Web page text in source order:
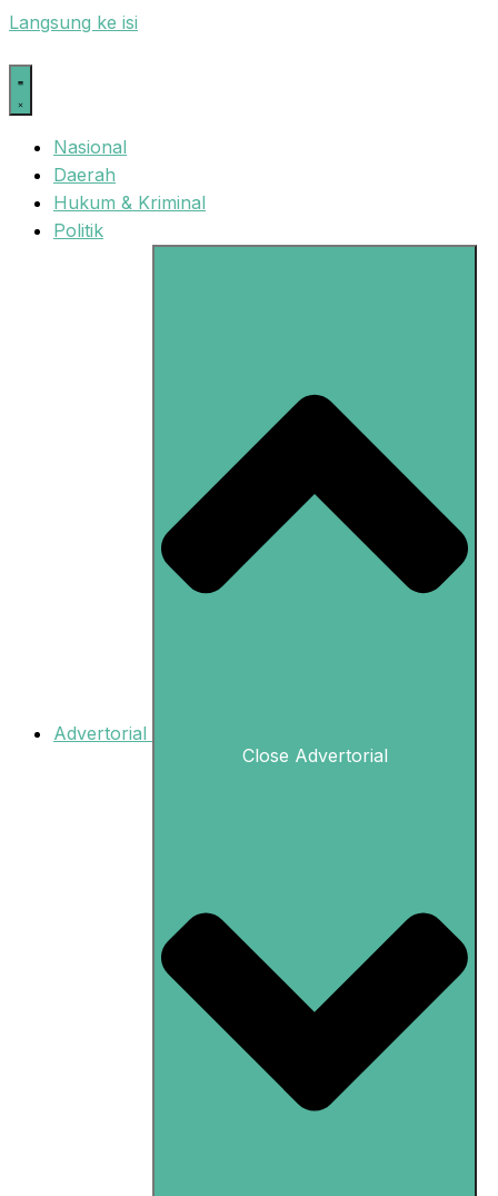
Langsung ke isi
Nasional
Daerah
Hukum & Kriminal
Politik
Advertorial
Close Advertorial